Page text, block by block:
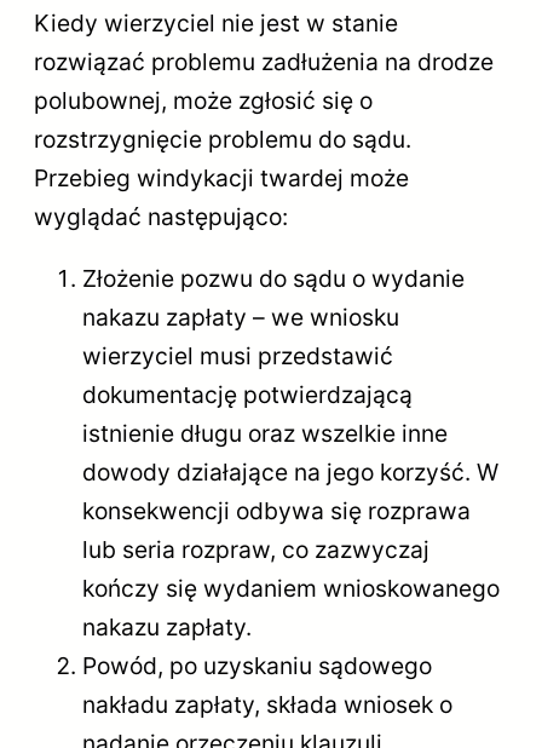
Kiedy wierzyciel nie jest w stanie
rozwiązać problemu zadłużenia na drodze
polubownej, może zgłosić się o
rozstrzygnięcie problemu do sądu.
Przebieg windykacji twardej może
wyglądać następująco:
Złożenie pozwu do sądu o wydanie
nakazu zapłaty – we wniosku
wierzyciel musi przedstawić
dokumentację potwierdzającą
istnienie długu oraz wszelkie inne
dowody działające na jego korzyść. W
konsekwencji odbywa się rozprawa
lub seria rozpraw, co zazwyczaj
kończy się wydaniem wnioskowanego
nakazu zapłaty.
Powód, po uzyskaniu sądowego
nakładu zapłaty, składa wniosek o